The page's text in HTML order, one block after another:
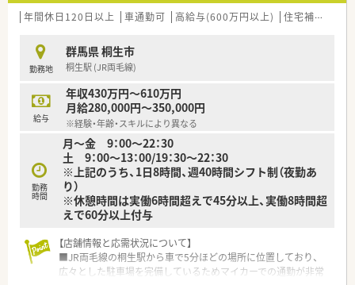
メリハリをつけて働けます。
を実現しています。
■近隣店舗との連携により急な休みにも対応できる体制がある
ため、安心して働けます。
【職場環境と雰囲気】
■店舗に裁量があるため、店舗ごとの個性を活かしながら主体的
に業務に取り組めます。
■最新の電子薬歴が全店舗に導入されており、安心かつ効率よく
業務に専念できる環境です。
■グループ会社のホテルやゴルフ事業での割引制度があり、プラ
イベートも充実できます。
年間休日120日以上 車通勤可 高給与(600万円以上) 住宅補助(手当)あり
勤務地
群馬県 桐生市
桐生駅 (JR両毛線)
給与
年収430万円～610万円
月給280,000円～350,000円
※経験・年齢・スキルにより異なる
勤務
時間
月～金 9：00～22：30
土 9：00～13：00/19：30～22：30
※上記のうち、1日8時間、週40時間シフト制（夜勤あ
り）
※休憩時間は実働6時間超えで45分以上、実働8時間超
えで60分以上付与
【店舗情報と応需状況について】
■JR両毛線の桐生駅から車で5分ほどの場所に位置しており、
広々とした駐車場を完備しているためマイカーでの通勤が非常